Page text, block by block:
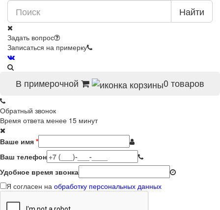
Найти
Задать вопрос
Записаться на примерку
В примерочной 0 товаров
Обратный звонок
Время ответа менее 15 минут
Ваше имя *
Ваш телефон
Удобное время звонка
Я согласен на обработку персональных данных